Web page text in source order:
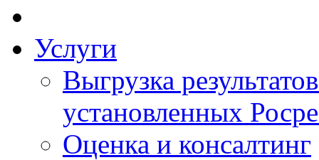
Услуги
Выгрузка
установленных
Оценка и консалтинг